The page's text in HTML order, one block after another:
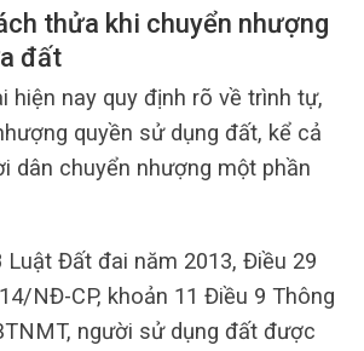
thửa khi chuyển nhượng
đất
hiện nay quy định rõ về trình tự,
quyền sử dụng đất, kể cả
dân chuyển nhượng một phần
Luật Đất đai năm 2013, Điều 29
NĐ-CP, khoản 11 Điều 9 Thông
người sử dụng đất được